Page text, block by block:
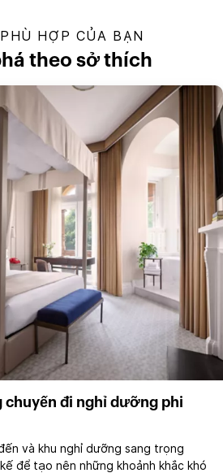
HỢP CỦA BẠN
theo sở thích
đi nghỉ dưỡng phi
và khu nghỉ dưỡng sang trọng
để tạo nên những khoảnh khắc khó